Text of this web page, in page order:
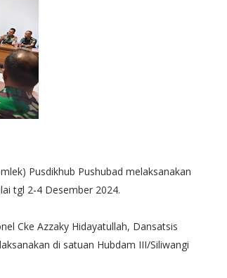
Pusdikhub Pushubad melaksanakan
tgl 2-4 Desember 2024.
Cke Azzaky Hidayatullah, Dansatsis
di satuan Hubdam III/Siliwangi